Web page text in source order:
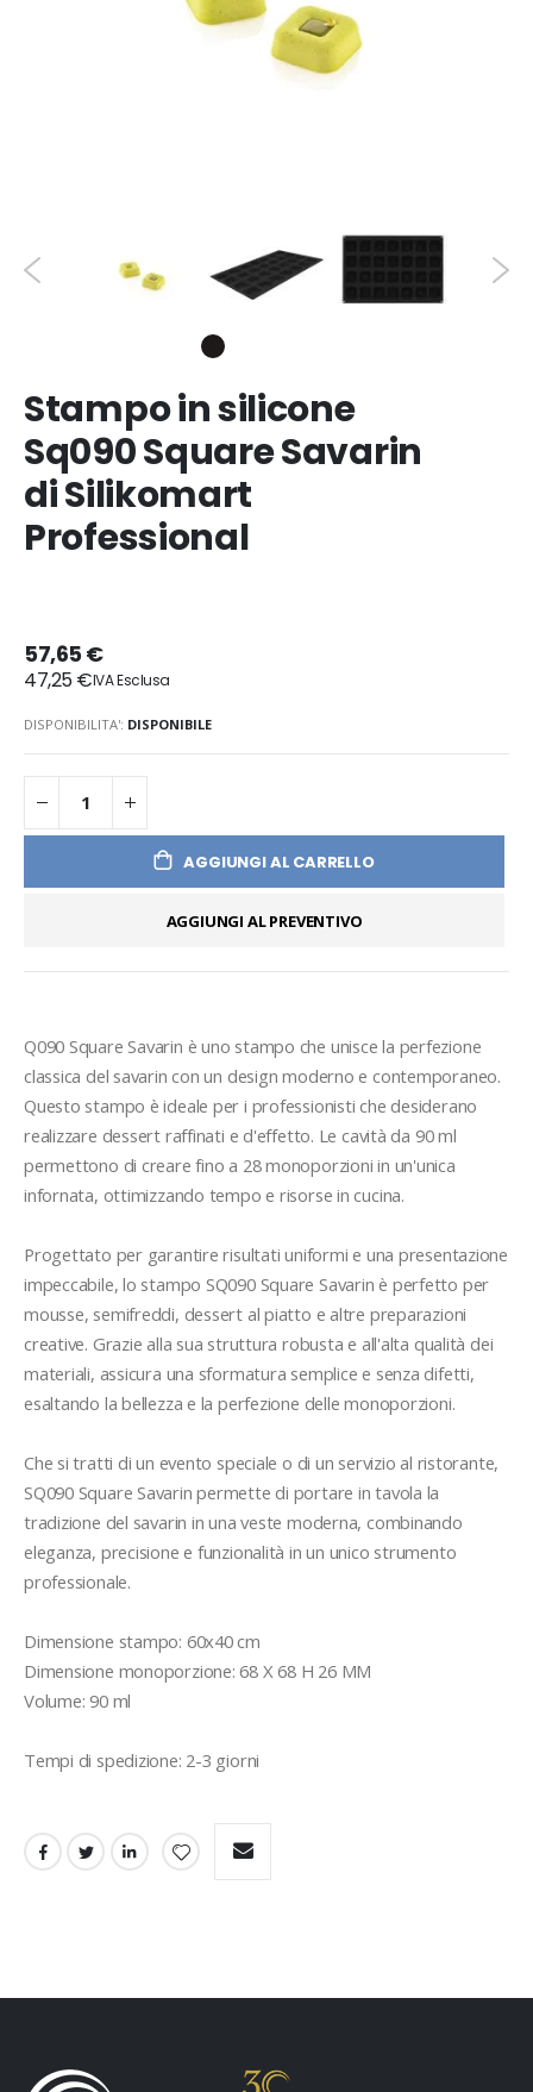
Stampo in silicone
Sq090 Square Savarin
di Silikomart
Professional
57,65 €
47,25 €
DISPONIBILITA': DISPONIBILE
AGGIUNGI AL CARRELLO
AGGIUNGI AL PREVENTIVO
Q090 Square Savarin è uno stampo che unisce la perfezione
classica del savarin con un design moderno e contemporaneo.
Questo stampo è ideale per i professionisti che desiderano
realizzare dessert raffinati e d'effetto. Le cavità da 90 ml
permettono di creare fino a 28 monoporzioni in un'unica
infornata, ottimizzando tempo e risorse in cucina.
Progettato per garantire risultati uniformi e una presentazione
impeccabile, lo stampo SQ090 Square Savarin è perfetto per
mousse, semifreddi, dessert al piatto e altre preparazioni
creative. Grazie alla sua struttura robusta e all'alta qualità dei
materiali, assicura una sformatura semplice e senza difetti,
esaltando la bellezza e la perfezione delle monoporzioni.
Che si tratti di un evento speciale o di un servizio al ristorante,
SQ090 Square Savarin permette di portare in tavola la
tradizione del savarin in una veste moderna, combinando
eleganza, precisione e funzionalità in un unico strumento
professionale.
Dimensione stampo: 60x40 cm
Dimensione monoporzione: 68 X 68 H 26 MM
Volume: 90 ml
Tempi di spedizione: 2-3 giorni